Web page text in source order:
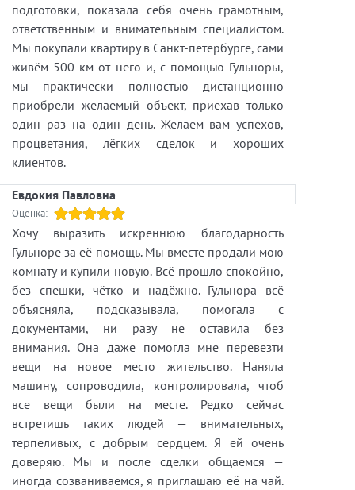
Моя задача - не просто подобрать клиенту
недвижимость, а помочь принять взвешенное
решение, основанное на фактах, аналитике и
понимании текущей ситуации на рынке.
Недвижимость остаётся одним из самых
надёжных инструментов сохранения и
приумножения капитала. Но успешные
инвестиции начинаются не с покупки объекта, а
сопровождения.
И чем быстрее меняется рынок, тем
важнее для специалиста оставаться в курсе этих
изменений.
https://itaka.spb.ru/staff/agent/13765
https://itaka.spb.ru/offices/office/00000001
7
подготовки, показала себя очень грамотным,
ответственным и внимательным специалистом.
Мы покупали квартиру в Санкт-петербурге, сами
живём 500 км от него и, с помощью Гульноры,
мы практически полностью дистанционно
приобрели желаемый объект, приехав только
один раз на один день. Желаем вам успехов,
процветания, лёгких сделок и хороших
клиентов.
Евдокия Павловна
Оценка:
Хочу выразить искреннюю благодарность
Гульноре за её помощь. Мы вместе продали мою
комнату и купили новую. Всё прошло спокойно,
без спешки, чётко и надёжно. Гульнора всё
объясняла, подсказывала, помогала с
документами, ни разу не оставила без
внимания. Она даже помогла мне перевезти
вещи на новое место жительство. Наняла
машину, сопроводила, контролировала, чтоб
все вещи были на месте. Редко сейчас
встретишь таких людей — внимательных,
терпеливых, с добрым сердцем. Я ей очень
доверяю. Мы и после сделки общаемся —
иногда созваниваемся, я приглашаю её на чай.